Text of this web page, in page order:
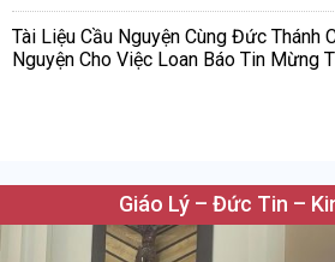
Tài Liệu Cầu Nguyện Cùng Đức Thánh
Nguyện Cho Việc Loan Báo Tin Mừng
Giáo Lý – Đức Tin –